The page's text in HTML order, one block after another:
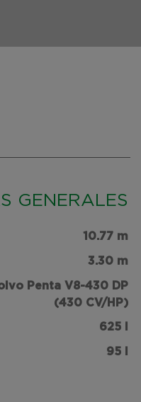
GENERALES
10.77 m
3.30 m
Penta V8-430 DP
(430 CV/HP)
625 l
95 l